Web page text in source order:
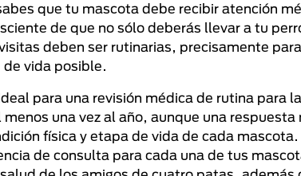
que tu mascota debe recibir atención
de que no sólo deberás llevar a tu
deben ser rutinarias, precisamente
vida posible.
para una revisión médica de rutina para
una vez al año, aunque una
física y etapa de vida de cada
de consulta para cada una de tus